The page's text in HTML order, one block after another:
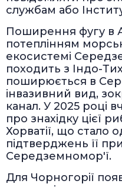
службам або
Поширення фугу в
потеплінням
екосистемі
походить з Індо-
поширюється в
інвазивний вид,
канал. У 2025 році
про знахідку цієї
Хорватії, що стало
підтверджень її
Середземномор'ї.
Для Чорногорії